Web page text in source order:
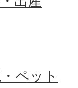
ペット